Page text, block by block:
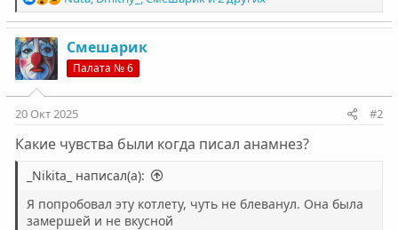
е
а
ц
и
и
:
Смешарик
Палата № 6
20 Окт 2025 #2
Какие чувства были когда писал анамнез?
_Nikita_ написал(а):
Я попробовал эту котлету, чуть не блеванул. Она была
замершей и не вкусной